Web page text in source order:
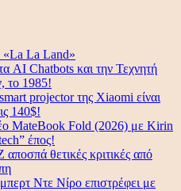
«La La Land»
AI Chatbots και την Τεχνητή
το 1985!
projector της Xiaomi είναι
140$!
MateBook Fold (2026) με Kirin
έπος!
θετικές κριτικές από
Ντε Νίρο επιστρέφει με